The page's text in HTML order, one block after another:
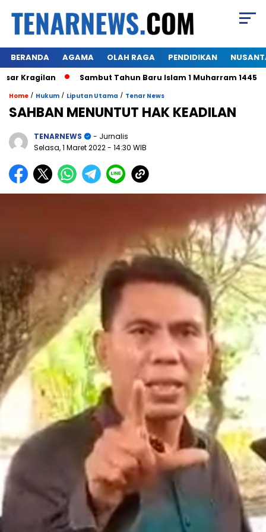
BERANDA AGAMA OLAH RAGA PENDIDIKAN
Sambut Tahun Baru Islam 1 Muharram 1445
Home / Hukum / Liputan Utama / Tenar News
SAHBAN MENUNTUT HAK KEADILAN
TENARNEWS
- Jurnalis
Selasa, 1 Maret 2022- 14:30 WIB